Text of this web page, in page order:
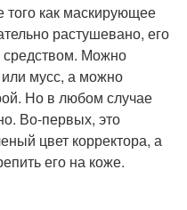
того как маскирующее
растушевано, его
средством. Можно
мусс, а можно
Но в любом случае
Во-первых, это
цвет корректора, а
его на коже.